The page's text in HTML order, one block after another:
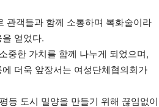
관객들과 함께 소통하며 복화술이라
얻었다.
중한 가치를 함께 나누게 되었으며,
더욱 앞장서는 여성단체협의회가
등 도시 밀양을 만들기 위해 끊임없이